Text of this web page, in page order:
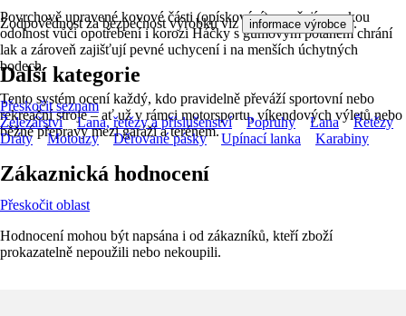
Povrchově upravené kovové části (opískování) zaručují vysokou
odolnost vůči opotřebení i korozi Háčky s gumovým potahem chrání
lak a zároveň zajišťují pevné uchycení i na menších úchytných
bodech.
Tento systém ocení každý, kdo pravidelně převáží sportovní nebo
rekreační stroje – ať už v rámci motorsportu, víkendových výletů nebo
běžné přepravy mezi garáží a terénem.
Zodpovědnost za bezpečnost výrobku viz informace výrobce .
Další kategorie
Přeskočit seznam
Železářství
Lana, řetězy a příslušenství Popruhy Lana
Řetězy
Dráty
Motouzy Děrované pásky Upínací lanka Karabiny
Zákaznická hodnocení
Přeskočit oblast
Hodnocení mohou být napsána i od zákazníků, kteří zboží
prokazatelně nepoužili nebo nekoupili.